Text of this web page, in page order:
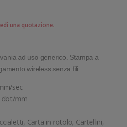
una quotazione.
ad uso generico. Stampa a
wireless senza fili.
sec
dot/mm
Carta in rotolo, Cartellini,